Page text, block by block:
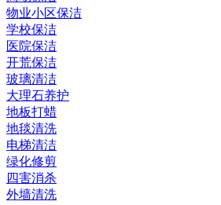
物业小区保洁
学校保洁
医院保洁
开荒保洁
玻璃清洁
大理石养护
地板打蜡
地毯清洗
电梯清洁
绿化修剪
四害消杀
外墙清洗